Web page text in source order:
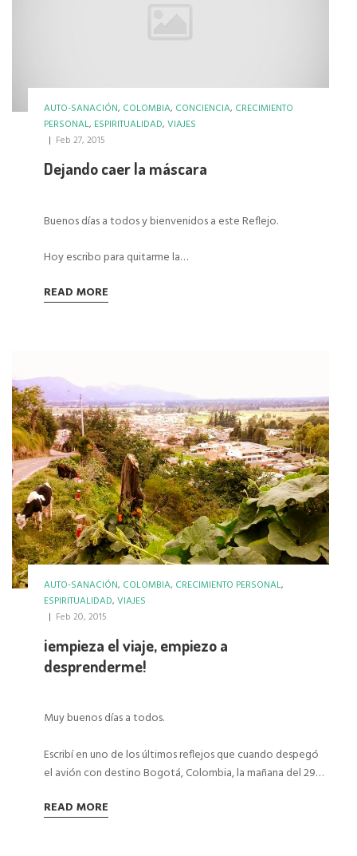
AUTO-SANACIÓN, COLOMBIA, CONCIENCIA, CRECIMIENTO
PERSONAL, ESPIRITUALIDAD, VIAJES
| Feb 27, 2015
Dejando caer la máscara
Buenos días a todos y bienvenidos a este Reflejo.
Hoy escribo para quitarme la…
READ MORE
AUTO-SANACIÓN, COLOMBIA, CRECIMIENTO PERSONAL,
ESPIRITUALIDAD, VIAJES
| Feb 20, 2015
¡empieza el viaje, empiezo a
desprenderme!
Muy buenos días a todos.
Escribí en uno de los últimos reflejos que cuando despegó
el avión con destino Bogotá, Colombia, la mañana del 29…
READ MORE